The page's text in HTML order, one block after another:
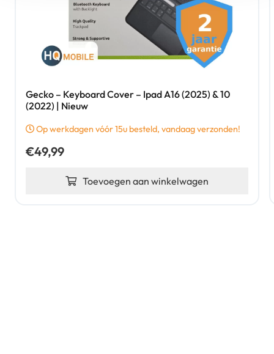
Gecko – Keyboard Cover – Ipad A16 (2025) & 10
(2022) | Nieuw
Op werkdagen vóór 15u besteld, vandaag verzonden!
€49,99
Toevoegen aan winkelwagen